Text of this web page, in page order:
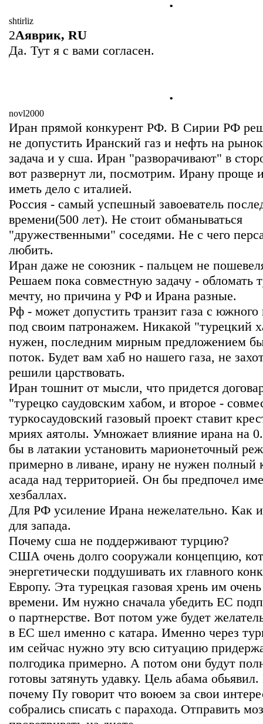
shtirliz
2Аяврик, RU
Да. Тут я с вами согласен.
.
novl2000
Иран прямой конкурент РФ. В Сирии РФ
не допустить Иранский газ и нефть на
задача и у сша. Иран "разворачивают" в
вот развернут ли, посмотрим. Ирану проще
иметь дело с италией.
Россия - самый успешный завоеватель
времени(500 лет). Не стоит обманываться
"дружественными" соседями. Не с чего
любить.
Иран даже не союзник - пальцем не
Решаем пока совместную задачу - обломать
мечту, но причина у РФ и Ирана разные.
Рф - может допустить транзит газа с южного
под своим патронажем. Никакой "турецкий
нужен, последним мирным предложением
поток. Будет вам хаб но нашего газа, не
решили царствовать.
Иран тошнит от мысли, что придется
"турецко саудовским хабом, и второе -
туркосаудовский газовый проект ставит
мриях аятолы. Умножает влияние ирана на
бы в латакии установить марионеточный
примерно в ливане, ирану не нужен полный
асада над территорией. Он бы предпочел
хезбаллах.
Для РФ усиление Ирана нежелательно. Как
для запада.
Почему сша не поддерживают турцию?
США очень долго сооружали концепцию,
энергетически поддушивать их главного
Европу. Эта турецкая газовая хрень им
времени. Им нужно сначала убедить ЕС
о партнерстве. Вот потом уже будет
в ЕС шел именно с катара. Именно через
им сейчас нужно эту всю ситуацию
полгодика примерно. А потом они будут
готовы затянуть удавку. Цель абама
почему Пу говорит что воюем за свои
собрались списать с парахода. Отправить